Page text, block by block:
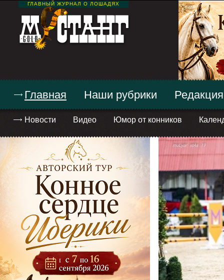
ГЛАВНЫЙ ЖУРНАЛ О ЛОШАДЯХ
Главная
Новости Видео Юмор от конников
Наши рубрики Редакция